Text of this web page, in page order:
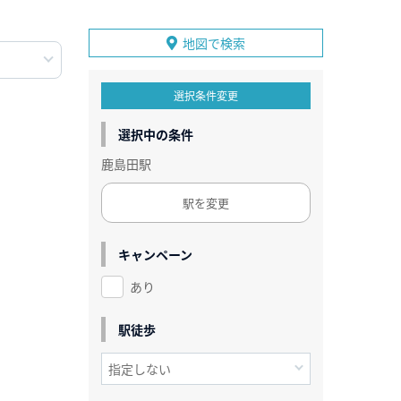
地図で検索
選択条件変更
選択中の条件
鹿島田駅
駅を変更
キャンペーン
あり
駅徒歩